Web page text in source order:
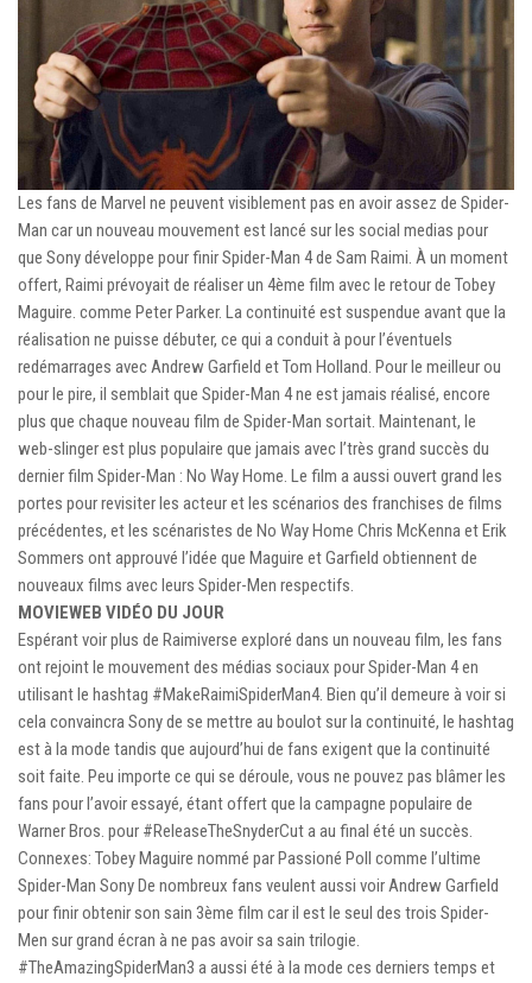
Les fans de Marvel ne peuvent visiblement pas en avoir assez de Spider-
Man car un nouveau mouvement est lancé sur les social medias pour
que Sony développe pour finir Spider-Man 4 de Sam Raimi. À un moment
offert, Raimi prévoyait de réaliser un 4ème film avec le retour de Tobey
Maguire. comme Peter Parker. La continuité est suspendue avant que la
réalisation ne puisse débuter, ce qui a conduit à pour l’éventuels
redémarrages avec Andrew Garfield et Tom Holland. Pour le meilleur ou
pour le pire, il semblait que Spider-Man 4 ne est jamais réalisé, encore
plus que chaque nouveau film de Spider-Man sortait. Maintenant, le
web-slinger est plus populaire que jamais avec l’très grand succès du
dernier film Spider-Man : No Way Home. Le film a aussi ouvert grand les
portes pour revisiter les acteur et les scénarios des franchises de films
précédentes, et les scénaristes de No Way Home Chris McKenna et Erik
Sommers ont approuvé l’idée que Maguire et Garfield obtiennent de
nouveaux films avec leurs Spider-Men respectifs.
MOVIEWEB VIDÉO DU JOUR
Espérant voir plus de Raimiverse exploré dans un nouveau film, les fans
ont rejoint le mouvement des médias sociaux pour Spider-Man 4 en
utilisant le hashtag #MakeRaimiSpiderMan4. Bien qu’il demeure à voir si
cela convaincra Sony de se mettre au boulot sur la continuité, le hashtag
est à la mode tandis que aujourd’hui de fans exigent que la continuité
soit faite. Peu importe ce qui se déroule, vous ne pouvez pas blâmer les
fans pour l’avoir essayé, étant offert que la campagne populaire de
Warner Bros. pour #ReleaseTheSnyderCut a au final été un succès.
Connexes: Tobey Maguire nommé par Passioné Poll comme l’ultime
Spider-Man Sony De nombreux fans veulent aussi voir Andrew Garfield
pour finir obtenir son sain 3ème film car il est le seul des trois Spider-
Men sur grand écran à ne pas avoir sa sain trilogie.
#TheAmazingSpiderMan3 a aussi été à la mode ces derniers temps et